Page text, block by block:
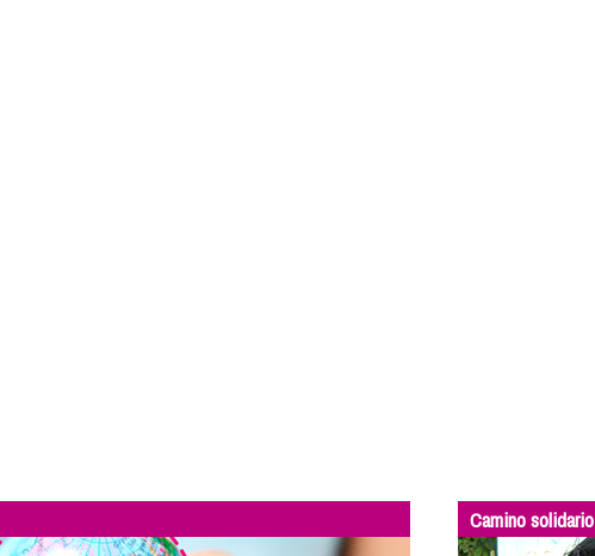
Camino solidario